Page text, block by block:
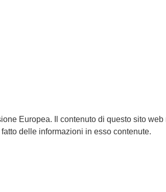
Europea. Il contenuto di questo sito
delle informazioni in esso contenute.